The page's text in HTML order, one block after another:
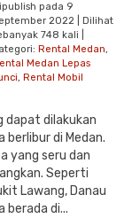
pada 9
2022 | Dilihat
748 kali |
Rental Medan,
Medan Lepas
, Rental Mobil
dapat dilakukan
di Medan.
yang seru dan
Seperti
Lawang, Danau
berada di...